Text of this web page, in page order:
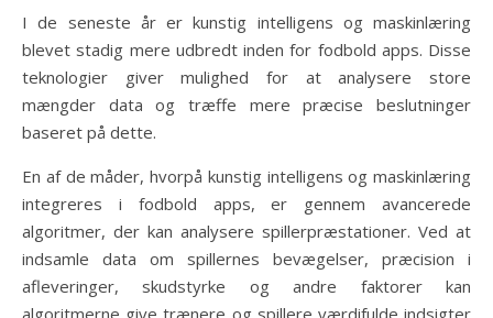
I de seneste år er kunstig intelligens og maskinlæring
blevet stadig mere udbredt inden for fodbold apps. Disse
teknologier giver mulighed for at analysere store
mængder data og træffe mere præcise beslutninger
baseret på dette.
En af de måder, hvorpå kunstig intelligens og maskinlæring
integreres i fodbold apps, er gennem avancerede
algoritmer, der kan analysere spillerpræstationer. Ved at
indsamle data om spillernes bevægelser, præcision i
afleveringer, skudstyrke og andre faktorer kan
algoritmerne give trænere og spillere værdifulde indsigter